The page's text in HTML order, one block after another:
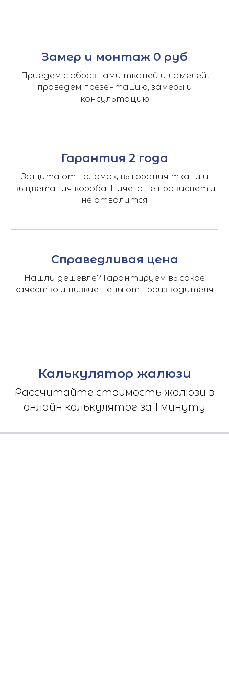
Замер и монтаж 0 руб
Приедем с образцами тканей и ламелей,
проведем презентацию, замеры и
консультацию
Гарантия 2 года
Защита от поломок, выгорания ткани и
выцветания короба. Ничего не провиснет и
не отвалится
Справедливая цена
Нашли дешевле? Гарантируем высокое
качество и низкие цены от производителя.
Калькулятор жалюзи
Рассчитайте стоимость жалюзи в
онлайн калькулятре за 1 минуту